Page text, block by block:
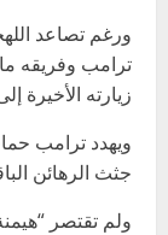
ورغم تصاعد
ترامب وفريقه
زيارته الأخيرة
ويهدد ترامب
جثث الرهائن
ولم تقتصر